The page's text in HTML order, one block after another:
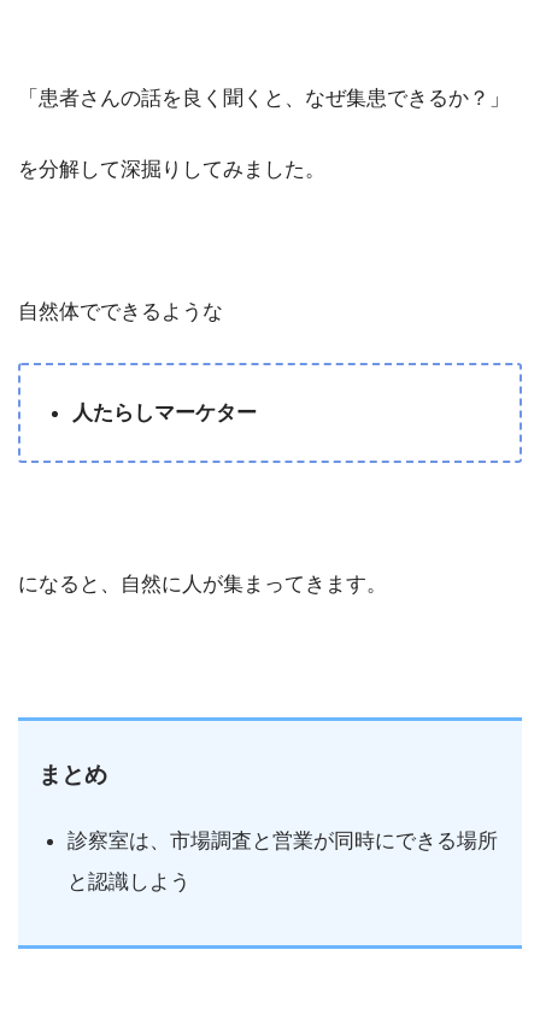
「患者さんの話を良く聞くと、なぜ集患できるか？」
を分解して深掘りしてみました。
自然体でできるような
人たらしマーケター
になると、自然に人が集まってきます。
まとめ
診察室は、市場調査と営業が同時にできる場所
と認識しよう